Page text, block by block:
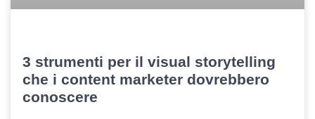
3 strumenti per il visual storytelling
che i content marketer dovrebbero
conoscere